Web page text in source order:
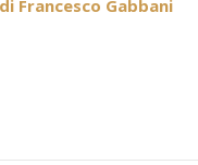
Francesco Gabbani